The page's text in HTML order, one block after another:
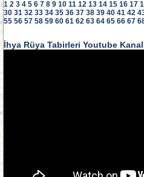
1 2 3 4 5 6 7 8 9 10 11 12 13 14 15 16 17
30 31 32 33 34 35 36 37 38 39 40 41 42
55 56 57 58 59 60 61 62 63 64 65 66 67
İhya Rüya Tabirleri Youtube